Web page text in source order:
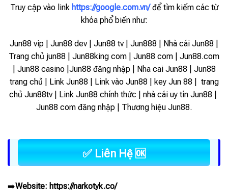
Truy cập vào link https://google.com.vn/ để tìm kiếm các từ
khóa phổ biến như:
Jun88 vip | Jun88 dev | Jun88 tv | Jun888 | Nhà cái Jun88 |
Trang chủ jun88 | Jun88king com | Jun88 com | Jun88.com
| Jun88 casino |Jun88 đăng nhập | Nha cai Jun88 | Jun88
trang chủ | Link Jun88 | Link vào Jun88 |
key Jun 88 | trang
chủ Jun88tv | Link Jun88 chính thức | nhà cái uy tín Jun88 |
Jun88 com đăng nhập | Thương hiệu Jun88.
✅ Liên Hệ 🆗
➡️Website: https://narkotyk.co/